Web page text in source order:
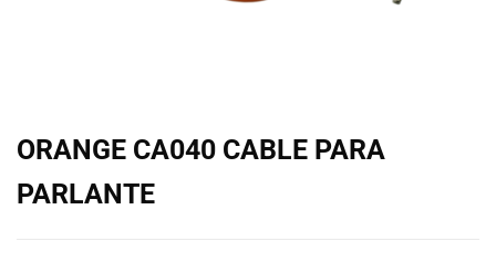
hasta
ORANGE CA040 CABLE PARA
PARLANTE